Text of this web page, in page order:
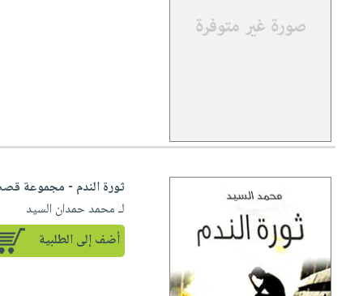
ثورة الندم - مجموعة
لـ محمد حمدان السيد
أضف إلى الطلبية